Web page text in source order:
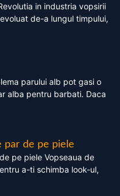
in industria vopsirii
de-a lungul timpului,
parului alb pot gasi o
alba pentru barbati. Daca
par de pe piele
pe piele Vopseaua de
a-ti schimba look-ul,